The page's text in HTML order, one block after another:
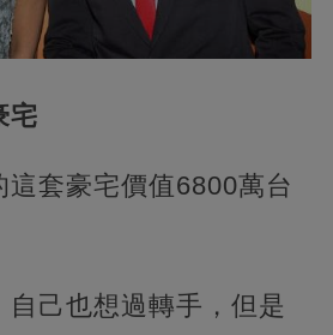
宅
這套豪宅價值6800萬台
己也想過轉手，但是